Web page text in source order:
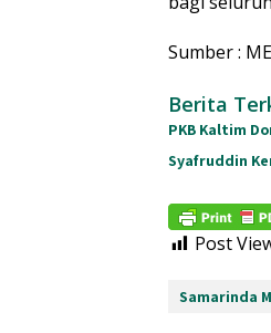
Sumber :
Berita
PKB Kaltim
Syafruddin
Post
Samarinda